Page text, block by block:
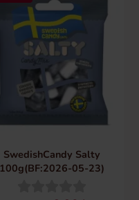
SwedishCandy Salty
100g(BF:2026-05-23)